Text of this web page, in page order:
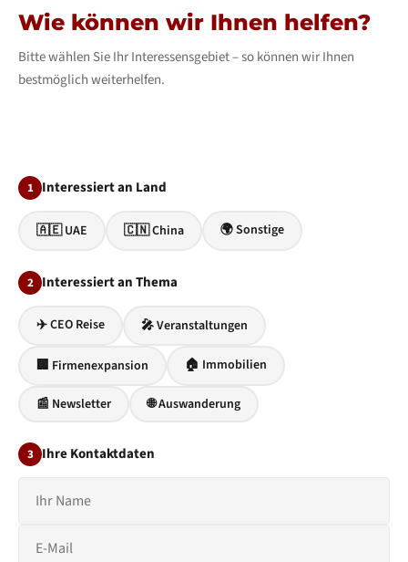
Wie können wir Ihnen helfen?
Bitte wählen Sie Ihr Interessensgebiet – so können wir Ihnen
bestmöglich weiterhelfen.
1 Interessiert an Land
🇦🇪 UAE 🇨🇳 China 🌍 Sonstige
2 Interessiert an Thema
✈️ CEO Reise 🎤 Veranstaltungen
🏢 Firmenexpansion 🏠 Immobilien
📰 Newsletter 🌐 Auswanderung
3 Ihre Kontaktdaten